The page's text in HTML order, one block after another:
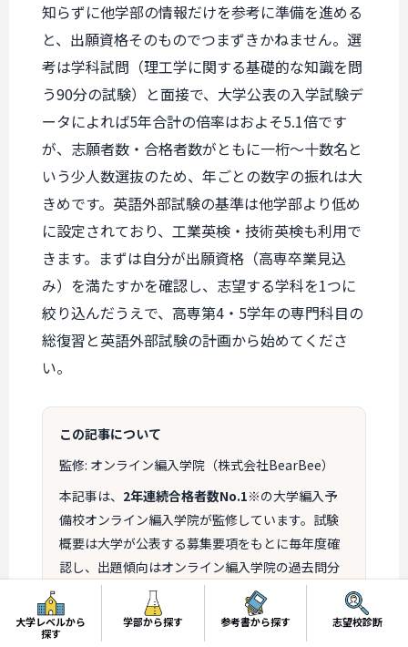
知らずに他学部の情報だけを参考に準備を進める
と、出願資格そのものでつまずきかねません。選
考は学科試問（理工学に関する基礎的な知識を問
う90分の試験）と面接で、大学公表の入学試験デ
ータによれば5年合計の倍率はおよそ5.1倍です
が、志願者数・合格者数がともに一桁〜十数名と
いう少人数選抜のため、年ごとの数字の振れは大
きめです。英語外部試験の基準は他学部より低め
に設定されており、工業英検・技術英検も利用で
きます。まずは自分が出願資格（高専卒業見込
み）を満たすかを確認し、志望する学科を1つに
絞り込んだうえで、高専第4・5学年の専門科目の
総復習と英語外部試験の計画から始めてくださ
い。
この記事について
監修: オンライン編入学院（株式会社BearBee）
本記事は、 2年連続合格者数No.1※の大学編入予
備校オンライン編入学院が監修しています。試験
概要は大学が公表する募集要項をもとに毎年度確
認し、出題傾向はオンライン編入学院の過去問分
析に、合格者の声はオンライン編入学院に寄せら
れた合格体験談・試験直後アンケートにもとづい
ています。
大学レベルから
探す
学部から探す 参考書から探す 志望校診断